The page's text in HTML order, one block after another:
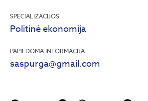
SPECIALIZACIJOS
Politinė ekonomija
PAPILDOMA INFORMACIJA
saspurga@gmail.com